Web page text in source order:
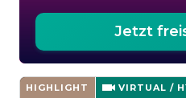
Jetzt
HIGHLIGHT VIRTUAL /